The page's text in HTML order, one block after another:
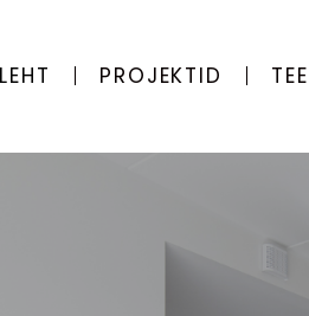
PROJEKTID